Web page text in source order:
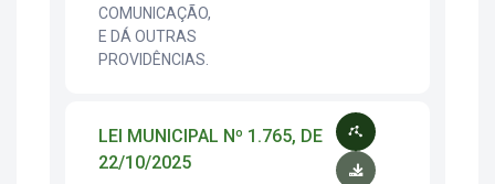
COMUNICAÇÃO,
E DÁ OUTRAS
PROVIDÊNCIAS.
LEI MUNICIPAL Nº 1.765, DE
22/10/2025